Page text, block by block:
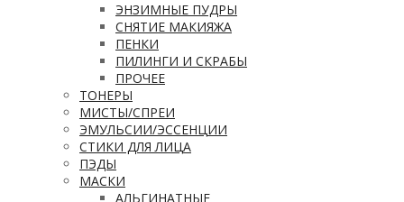
ЭНЗИМНЫЕ ПУДРЫ
СНЯТИЕ МАКИЯЖА
ПЕНКИ
ПИЛИНГИ И СКРАБЫ
ПРОЧЕЕ
ТОНЕРЫ
МИСТЫ/СПРЕИ
ЭМУЛЬСИИ/ЭССЕНЦИИ
СТИКИ ДЛЯ ЛИЦА
ПЭДЫ
МАСКИ
АЛЬГИНАТНЫЕ